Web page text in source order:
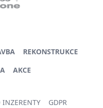
REKONSTRUKCE
AKCE
INZERENTY GDPR